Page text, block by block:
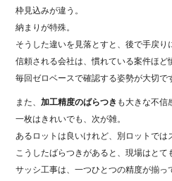
枠見込みが違う。
納まりが特殊。
そうした違いを見落とすと、後で手戻り
信頼される会社は、慣れている案件ほど
毎回ゼロベースで確認する姿勢が大切で
また、加工精度のばらつき も大きな不信
一枚はきれいでも、次が雑。
あるロットは良いけれど、別ロットでは
こうしたばらつきがあると、現場はとて
サッシ工事は、一つひとつの精度が揃っ